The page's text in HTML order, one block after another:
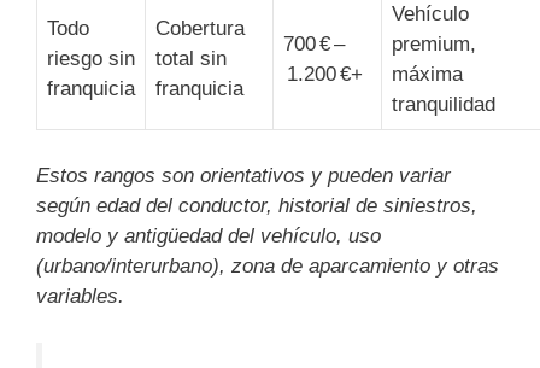
Todo
riesgo sin
franquicia
Cobertura
total sin
franquicia
700 € –
1.200 €+
Vehículo
premium,
máxima
tranquilidad
Estos rangos son orientativos y pueden variar
según edad del conductor, historial de siniestros,
modelo y antigüedad del vehículo, uso
(urbano/interurbano), zona de aparcamiento y otras
variables.